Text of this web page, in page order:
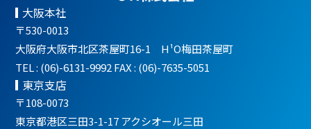
大阪本社
〒530-0013
大阪府大阪市北区茶屋町16-1 H¹O梅田茶屋町
TEL : (06)-6131-9992 FAX : (06)-7635-5051
東京支店
〒108-0073
東京都港区三田3-1-17 アクシオール三田